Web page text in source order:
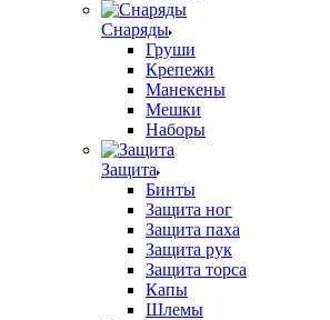
Снаряды
Груши
Крепежи
Манекены
Мешки
Наборы
Защита
Бинты
Защита ног
Защита паха
Защита рук
Защита торса
Капы
Шлемы